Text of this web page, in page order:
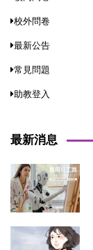
校外問卷
最新公告
常見問題
助教登入
最新消息